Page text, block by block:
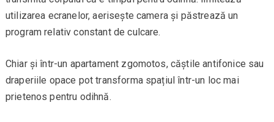
utilizarea ecranelor, aerisește camera și păstrează un
program relativ constant de culcare.
Chiar și într-un apartament zgomotos, căștile antifonice sau
draperiile opace pot transforma spațiul într-un loc mai
prietenos pentru odihnă.